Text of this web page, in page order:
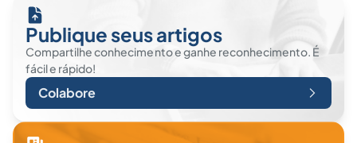
Publique seus artigos
Compartilhe conhecimento e ganhe reconhecimento. É
fácil e rápido!
Colabore